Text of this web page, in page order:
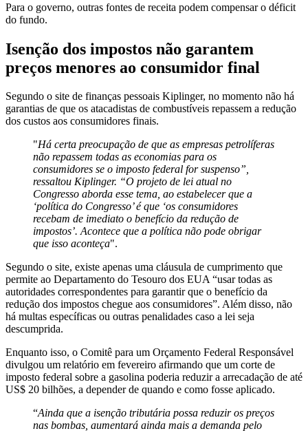
Para o governo, outras fontes de receita podem compensar o déficit
do fundo.
Isenção dos impostos não garantem
preços menores ao consumidor final
Segundo o site de finanças pessoais Kiplinger, no momento não há
garantias de que os atacadistas de combustíveis repassem a redução
dos custos aos consumidores finais.
"Há certa preocupação de que as empresas petrolíferas
não repassem todas as economias para os
consumidores se o imposto federal for suspenso”,
ressaltou Kiplinger. “O projeto de lei atual no
Congresso aborda esse tema, ao estabelecer que a
‘política do Congresso’ é que ‘os consumidores
recebam de imediato o benefício da redução de
impostos’. Acontece que a política não pode obrigar
que isso aconteça".
Segundo o site, existe apenas uma cláusula de cumprimento que
permite ao Departamento do Tesouro dos EUA “usar todas as
autoridades correspondentes para garantir que o benefício da
redução dos impostos chegue aos consumidores”. Além disso, não
há multas específicas ou outras penalidades caso a lei seja
descumprida.
Enquanto isso, o Comitê para um Orçamento Federal Responsável
divulgou um relatório em fevereiro afirmando que um corte de
imposto federal sobre a gasolina poderia reduzir a arrecadação de até
US$ 20 bilhões, a depender de quando e como fosse aplicado.
“Ainda que a isenção tributária possa reduzir os preços
nas bombas, aumentará ainda mais a demanda pelo